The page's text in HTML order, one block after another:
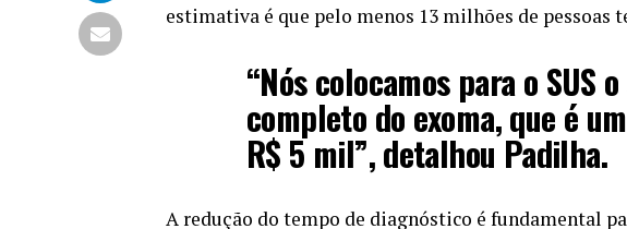
estimativa é que pelo menos 13 milhões de pessoas
“Nós colocamos para o SUS
completo do exoma, que é
R$ 5 mil”, detalhou Padilha.
A redução do tempo de diagnóstico é fundamental